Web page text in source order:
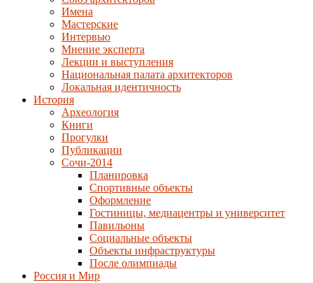
Имена
Мастерские
Интервью
Мнение эксперта
Лекции и выступления
Национальная палата архитекторов
Локальная идентичность
История
Археология
Книги
Прогулки
Публикации
Сочи-2014
Планировка
Спортивные объекты
Оформление
Гостиницы, медиацентры и университет
Павильоны
Социальные объекты
Объекты инфраструктуры
После олимпиады
Россия и Мир